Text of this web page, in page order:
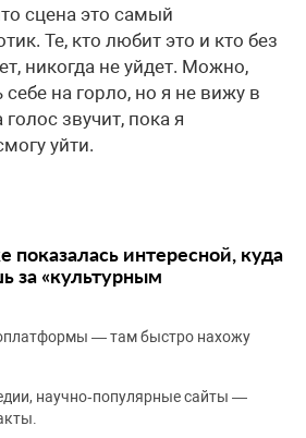
сцена это самый
Те, кто любит это и кто без
никогда не уйдет. Можно,
себе на горло, но я не вижу в
звучит, пока я
уйти.
показалась интересной, куда
за «культурным
— там быстро нахожу
научно‑популярные сайты —